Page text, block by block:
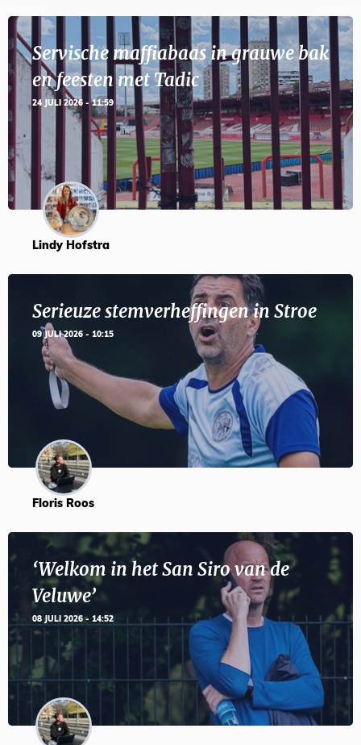
Servische maffiabaas in grauwe bak
en feesten met Tadic
24 JULI 2026 - 11:59
Lindy Hofstra
Serieuze stemverheffingen in Stroe
09 JULI 2026 - 10:15
Floris Roos
‘Welkom in het San Siro van de
Veluwe’
08 JULI 2026 - 14:52